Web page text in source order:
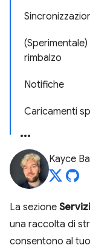
rimbalzo
Notifiche
Caricamenti
Kayce
La sezione
una raccolta di
consentono al